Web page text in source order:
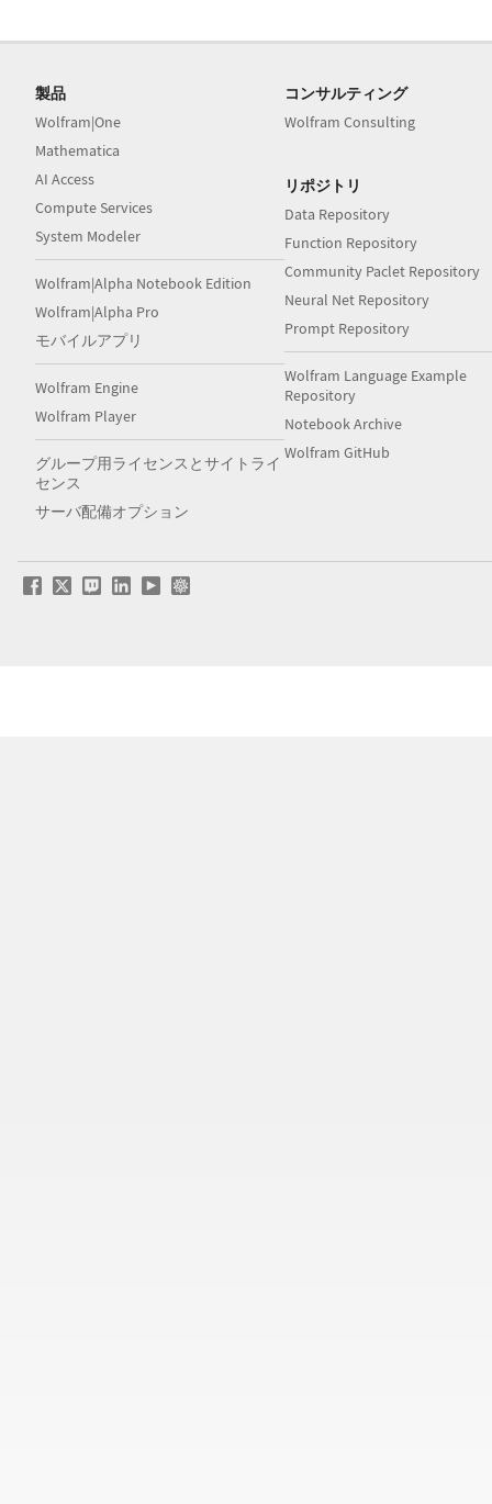
製品
Wolfram|One
Mathematica
AI Access
Compute Services
System Modeler
Wolfram|Alpha Notebook Edition
Wolfram|Alpha Pro
モバイルアプリ
Wolfram Engine
Wolfram Player
グループ用ライセンスとサイトライ
センス
サーバ配備オプション
コンサルティング
Wolfram Consulting
リポジトリ
Data Repository
Function Repository
Community Paclet Repository
Neural Net Repository
Prompt Repository
Wolfram Language Example
Repository
Notebook Archive
Wolfram GitHub